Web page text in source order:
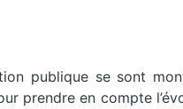
publique se sont
prendre en compte